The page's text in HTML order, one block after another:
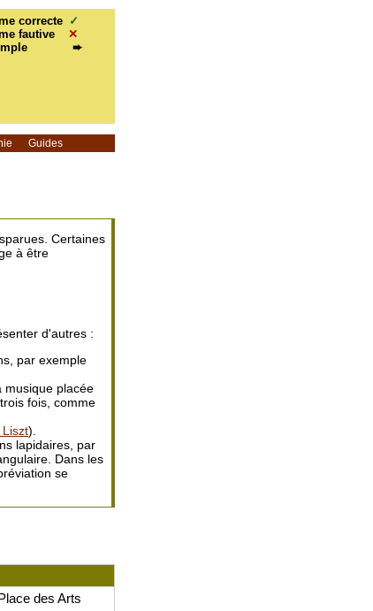
correcte ✓
fautive✕
➨
Guides
Certaines
à être
d'autres :
par exemple
musique placée
fois, comme
).
lapidaires, par
Dans les
se
des Arts